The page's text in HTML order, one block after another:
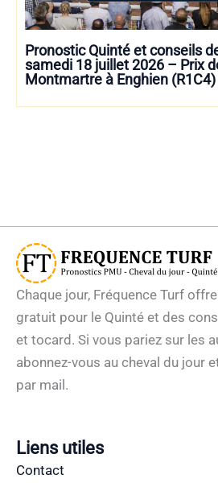
Pronostic Quinté et conseils
samedi 18 juillet 2026 – Prix
Montmartre à Enghien (R1C4)
Chaque jour, Fréquence Turf
gratuit pour le Quinté et des
et tocard. Si vous pariez sur les
abonnez-vous au cheval du jour
par mail.
Liens utiles
Contact